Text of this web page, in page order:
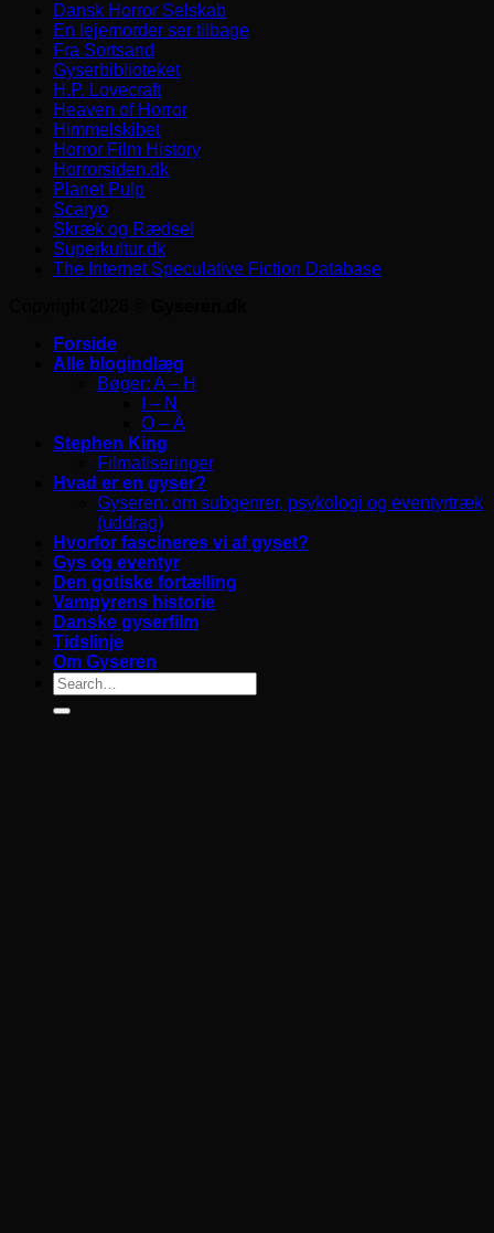
Dansk Horror Selskab
En lejemorder ser tilbage
Fra Sortsand
Gyserbiblioteket
H.P. Lovecraft
Heaven of Horror
Himmelskibet
Horror Film History
Horrorsiden.dk
Planet Pulp
Scaryo
Skræk og Rædsel
Superkultur.dk
The Internet Speculative Fiction Database
Forside
Alle blogindlæg
Bøger: A – H
I – N
O – Å
Stephen King
Filmatiseringer
Hvad er en gyser?
Gyseren: om subgenrer, psykologi og eventyrtræk
(uddrag)
Hvorfor fascineres vi af gyset?
Gys og eventyr
Den gotiske fortælling
Vampyrens historie
Danske gyserfilm
Tidslinje
Om Gyseren